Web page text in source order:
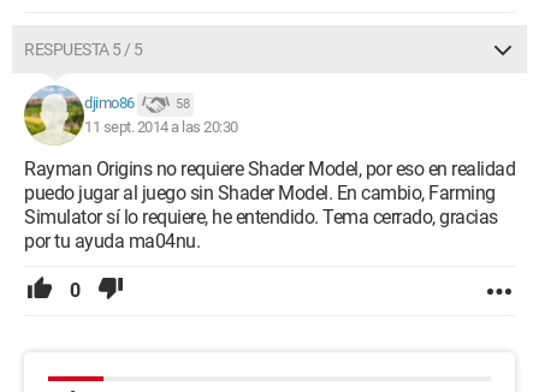
RESPUESTA 5 / 5
djimo86 58
11 sept. 2014 a las 20:30
Rayman Origins no requiere Shader Model, por eso en realidad
puedo jugar al juego sin Shader Model. En cambio, Farming
Simulator sí lo requiere, he entendido. Tema cerrado, gracias
por tu ayuda ma04nu.
0